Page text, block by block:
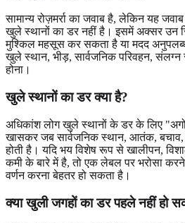
सामान्य रोज़मर्रा का जवाब है, लेकिन यह
खुले स्थानों का डर नहीं है। इसमें अक्सर उन
मुश्किल महसूस कर सकता है या मदद
खुले स्थान, भीड़, सार्वजनिक परिवहन,
होना।
खुले स्थानों का डर क्या है?
अधिकांश लोग खुले स्थानों के डर के लिए
खासकर जब सार्वजनिक स्थान, आतंक, बचाव,
होती है। यदि भय विशेष रूप से खालीपन,
कमी के बारे में है, तो एक लेबल पर भरोसा
वर्णन करना बेहतर हो सकता है।
क्या खुली जगहों का डर पहले नहीं हो